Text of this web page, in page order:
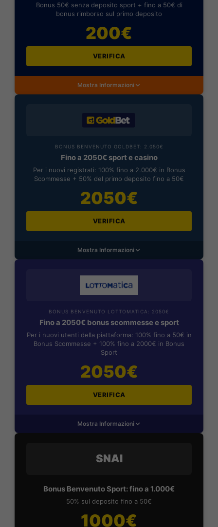
Bonus 50€ senza deposito sport + fino a 50€ di
bonus rimborso sul primo deposito
200€
VERIFICA
Mostra Informazioni
BONUS BENVENUTO GOLDBET: 2.050€
Fino a 2050€ sport e casino
Per i nuovi registrati: 100% fino a 2.000€ in Bonus
Scommesse + 50% del primo deposito fino a 50€
2050€
VERIFICA
Mostra Informazioni
BONUS BENVENUTO LOTTOMATICA: 2050€
Fino a 2050€ bonus scommesse e sport
Per i nuovi utenti della piattaforma: 100% fino a 50€ in
Bonus Scommesse + 100% fino a 2000€ in Bonus
Sport
2050€
VERIFICA
Mostra Informazioni
SNAI
Bonus Benvenuto Sport: fino a 1.000€
50% sul deposito fino a 50€
1000€